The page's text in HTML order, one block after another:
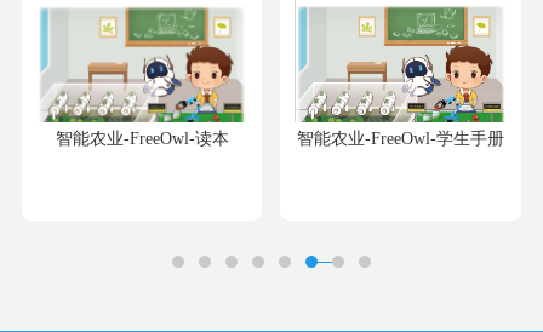
智能农业-FreeOwl-读本 智能农业-FreeOwl-学生手册